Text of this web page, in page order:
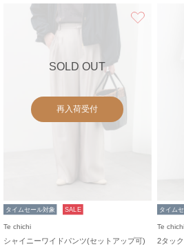
SOLD OUT
再入荷受付
タイムセール対象 SALE
Te chichi
シャイニーワイドパンツ(セットアップ可)
タイム
Te chichi